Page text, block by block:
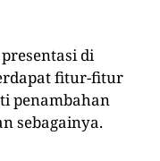
di
fitur-fitur
penambahan
sebagainya.